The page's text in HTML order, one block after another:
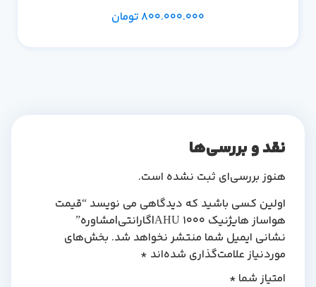
800.000.000 تومان
نقد و بررسی‌ها
هنوز بررسی‌ای ثبت نشده است.
اولین کسی باشید که دیدگاهی می نویسد “قیمت
هواساز هایژنیک 1000 AHU|گارانتی|مشاوره”
نشانی ایمیل شما منتشر نخواهد شد. بخش‌های
موردنیاز علامت‌گذاری شده‌اند *
امتیاز شما *